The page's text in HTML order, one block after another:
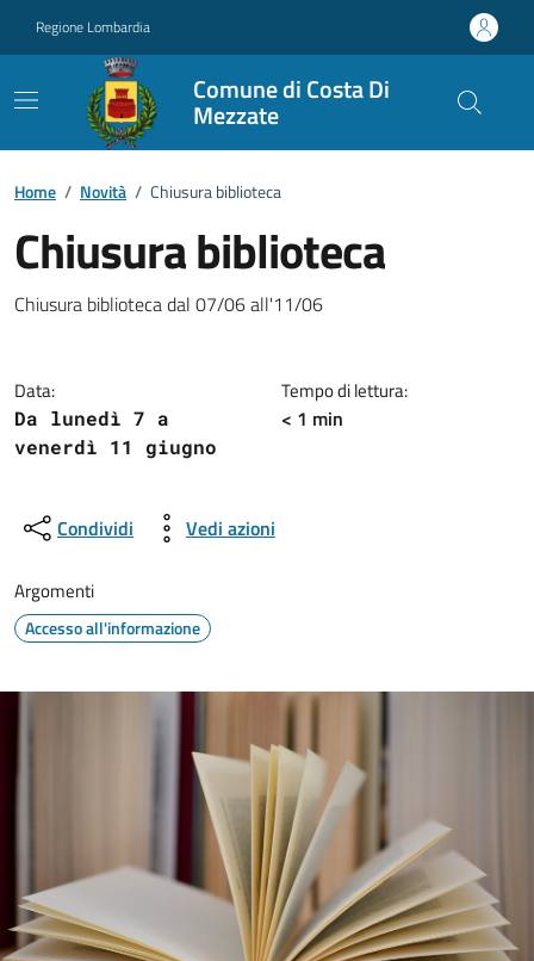
Regione Lombardia
Comune di Costa Di
Mezzate
Home / Novità / Chiusura biblioteca
Chiusura biblioteca
Dettagli della notizia
Chiusura biblioteca dal 07/06 all'11/06
Data:
Da lunedì 7 a
venerdì 11 giugno
Tempo di lettura:
< 1 min
Condividi Vedi azioni
Argomenti
Accesso all'informazione